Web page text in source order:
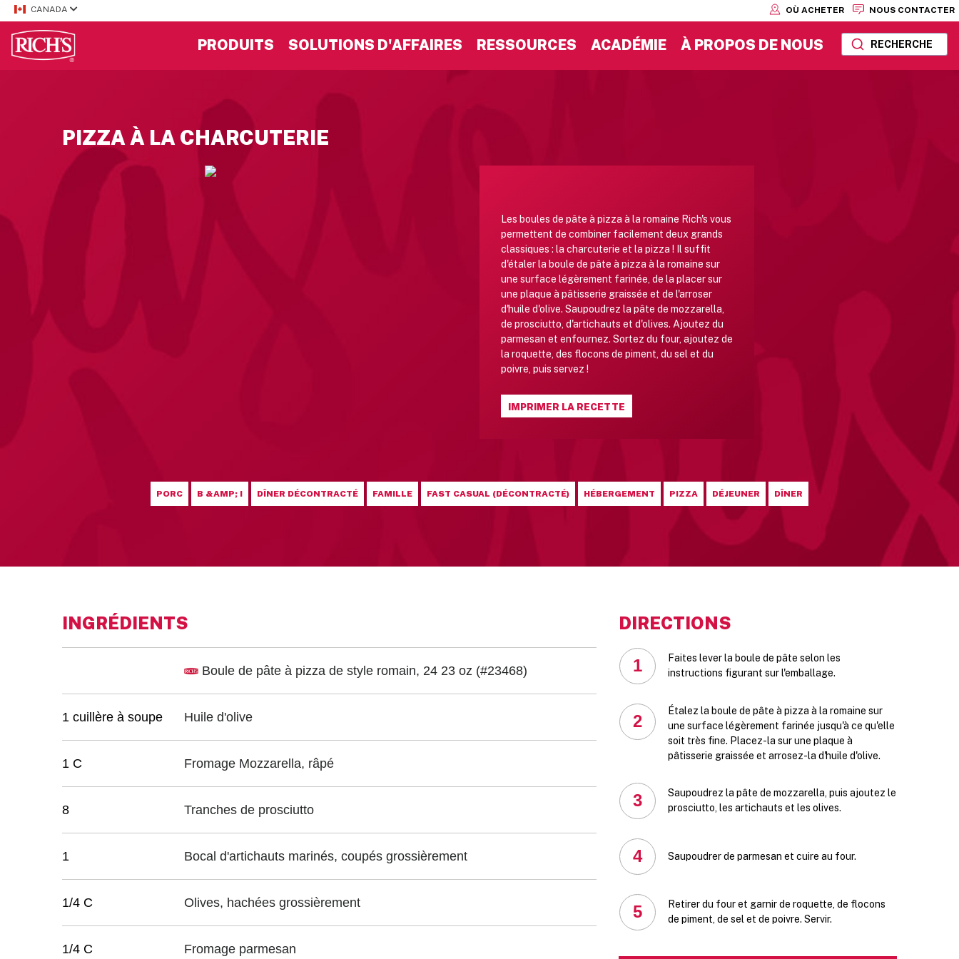
CANADA OÙ ACHETER NOUS CONTACTER
PRODUITS SOLUTIONS D'AFFAIRES RESSOURCES ACADÉMIE À PROPOS DE NOUS RECHERCHE
PIZZA À LA CHARCUTERIE
Les boules de pâte à pizza à la romaine Rich's vous
permettent de combiner facilement deux grands
classiques : la charcuterie et la pizza ! Il suffit
d'étaler la boule de pâte à pizza à la romaine sur
une surface légèrement farinée, de la placer sur
une plaque à pâtisserie graissée et de l'arroser
d'huile d'olive. Saupoudrez la pâte de mozzarella,
de prosciutto, d'artichauts et d'olives. Ajoutez du
parmesan et enfournez. Sortez du four, ajoutez de
la roquette, des flocons de piment, du sel et du
poivre, puis servez !
IMPRIMER LA RECETTE
PORC B &AMP; I DÎNER DÉCONTRACTÉ FAMILLE FAST CASUAL (DÉCONTRACTÉ) HÉBERGEMENT PIZZA DÉJEUNER DÎNER
INGRÉDIENTS
Boule de pâte à pizza de style romain, 24 23 oz (#23468)
1 cuillère à soupe Huile d'olive
1 C Fromage Mozzarella, râpé
8 Tranches de prosciutto
1 Bocal d'artichauts marinés, coupés grossièrement
1/4 C Olives, hachées grossièrement
1/4 C Fromage parmesan
DIRECTIONS
1
Faites lever la boule de pâte selon les
instructions figurant sur l'emballage.
2
Étalez la boule de pâte à pizza à la romaine sur
une surface légèrement farinée jusqu'à ce qu'elle
soit très fine. Placez-la sur une plaque à
pâtisserie graissée et arrosez-la d'huile d'olive.
3
Saupoudrez la pâte de mozzarella, puis ajoutez le
prosciutto, les artichauts et les olives.
4 Saupoudrer de parmesan et cuire au four.
5
Retirer du four et garnir de roquette, de flocons
de piment, de sel et de poivre. Servir.